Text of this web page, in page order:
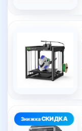
сторінці
товару